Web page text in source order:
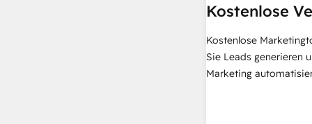
Kostenlose
Kostenlose
Sie Leads generieren
Marketing